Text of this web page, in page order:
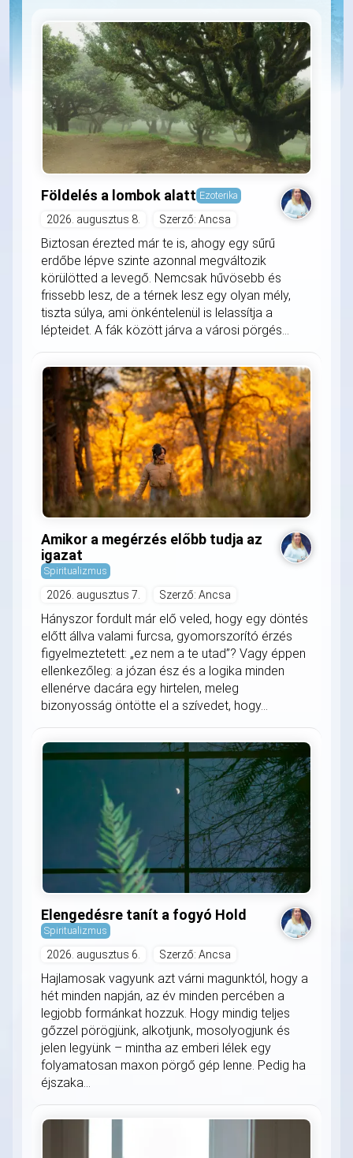
Földelés a lombok alatt Ezoterika
2026. augusztus 8. Szerző: Ancsa
Biztosan érezted már te is, ahogy egy sűrű
erdőbe lépve szinte azonnal megváltozik
körülötted a levegő. Nemcsak hűvösebb és
frissebb lesz, de a térnek lesz egy olyan mély,
tiszta súlya, ami önkéntelenül is lelassítja a
lépteidet. A fák között járva a városi pörgés...
Amikor a megérzés előbb tudja az
igazat
Spiritualizmus
2026. augusztus 7. Szerző: Ancsa
Hányszor fordult már elő veled, hogy egy döntés
előtt állva valami furcsa, gyomorszorító érzés
figyelmeztetett: „ez nem a te utad”? Vagy éppen
ellenkezőleg: a józan ész és a logika minden
ellenérve dacára egy hirtelen, meleg
bizonyosság öntötte el a szívedet, hogy...
Elengedésre tanít a fogyó Hold
Spiritualizmus
2026. augusztus 6. Szerző: Ancsa
Hajlamosak vagyunk azt várni magunktól, hogy a
hét minden napján, az év minden percében a
legjobb formánkat hozzuk. Hogy mindig teljes
gőzzel pörögjünk, alkotjunk, mosolyogjunk és
jelen legyünk – mintha az emberi lélek egy
folyamatosan maxon pörgő gép lenne. Pedig ha
éjszaka...